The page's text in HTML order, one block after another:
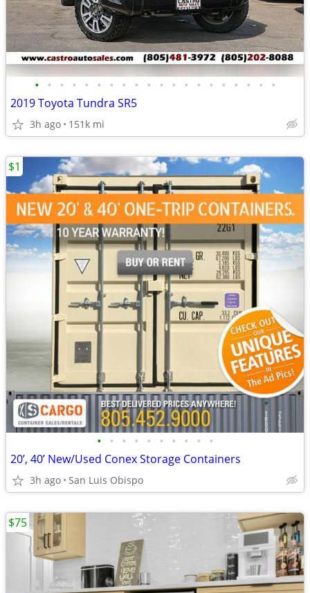
• • • • • • • • • • • • • • • • • • • •
2019 Toyota Tundra SR5
3h ago 151k mi
• • • • • • • • • •
20’, 40’ New/Used Conex Storage Containers
3h ago San Luis Obispo
$1
$75